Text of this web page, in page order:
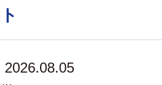
2026.08.05